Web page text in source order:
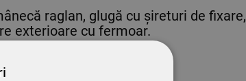
raglan, glugă cu șireturi de fixare,
exterioare cu fermoar.